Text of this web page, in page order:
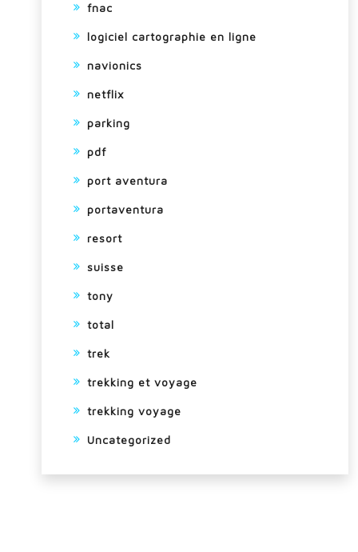
fnac
logiciel cartographie en ligne
navionics
netflix
parking
pdf
port aventura
portaventura
resort
suisse
tony
total
trek
trekking et voyage
trekking voyage
Uncategorized